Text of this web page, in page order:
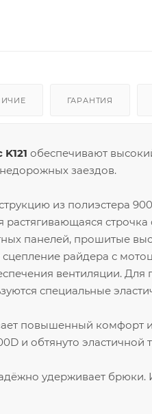
ГАРАНТИЯ
обеспечивают
заездов.
из полиэстера
панелей, прошитые
райдера с
вентиляции.
специальные
повышенный комфорт
и обтянуто эластичной
удерживает брюки.